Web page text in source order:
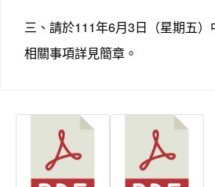
三、請於111年6月 3 日（星期五）
相關事項詳見簡章。